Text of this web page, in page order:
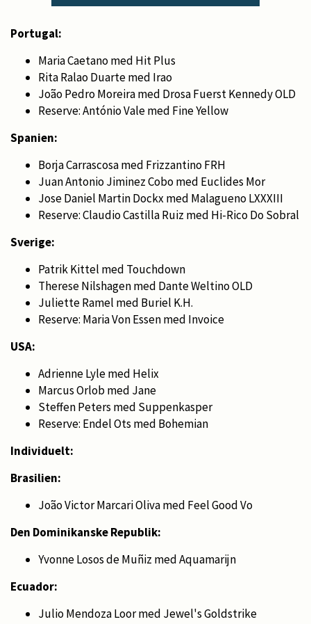
Portugal:
Maria Caetano med Hit Plus
Rita Ralao Duarte med Irao
João Pedro Moreira med Drosa Fuerst Kennedy OLD
Reserve: António Vale med Fine Yellow
Spanien:
Borja Carrascosa med Frizzantino FRH
Juan Antonio Jiminez Cobo med Euclides Mor
Jose Daniel Martin Dockx med Malagueno LXXXIII
Reserve: Claudio Castilla Ruiz med Hi-Rico Do Sobral
Sverige:
Patrik Kittel med Touchdown
Therese Nilshagen med Dante Weltino OLD
Juliette Ramel med Buriel K.H.
Reserve: Maria Von Essen med Invoice
USA:
Adrienne Lyle med Helix
Marcus Orlob med Jane
Steffen Peters med Suppenkasper
Reserve: Endel Ots med Bohemian
Individuelt:
Brasilien:
João Victor Marcari Oliva med Feel Good Vo
Den Dominikanske Republik:
Yvonne Losos de Muñiz med Aquamarijn
Ecuador:
Julio Mendoza Loor med Jewel's Goldstrike